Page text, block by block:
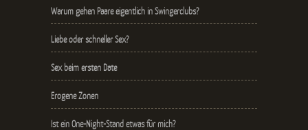
Warum gehen Paare eigentlich in Swingerclubs?
Liebe oder schneller Sex?
Sex beim ersten Date
Erogene Zonen
Ist ein One-Night-Stand etwas für mich?